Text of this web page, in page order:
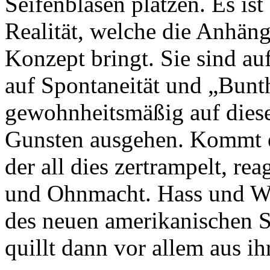
Realität, welche die
Konzept bringt. Sie sind
auf Spontaneität und
gewohnheitsmäßig auf
Gunsten ausgehen.
der all dies zertrampelt,
und Ohnmacht. Hass und
des neuen amerikanischen
quillt dann vor allem aus